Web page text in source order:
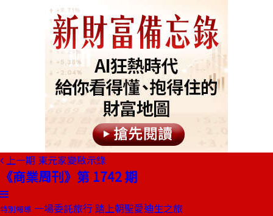
上一期 東元家變啟示錄
《商業周刊》第 1742 期
特別報導 一場委託旅行 踏上朝聖愛迪生之旅